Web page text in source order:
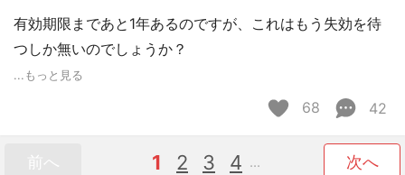
有効期限まであと1年あるのですが、これはもう失効を待
つしか無いのでしょうか？
...もっと見る
68 42
前へ 1 2 3 4 ... 次へ